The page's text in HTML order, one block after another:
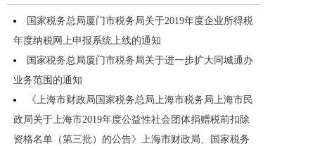
国家税务总局厦门市税务局关于2019年度企业所得税
年度纳税网上申报系统上线的通知
国家税务总局厦门市税务局关于进一步扩大同城通办
业务范围的通知
《上海市财政局国家税务总局上海市税务局上海市民
政局关于上海市2019年度公益性社会团体捐赠税前扣除
资格名单（第三批）的公告》上海市财政局、国家税务